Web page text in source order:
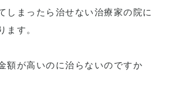
しまったら治せない治療家の院に
ます。
額が高いのに治らないのですか